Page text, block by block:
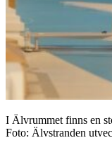
I Älvrummet finns en
Foto: Älvstranden